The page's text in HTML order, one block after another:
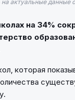
актуальные данные
на 34%
которая